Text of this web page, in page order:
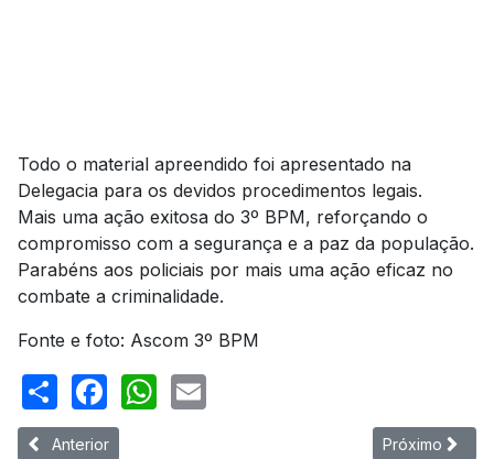
Todo o material apreendido foi apresentado na
Delegacia para os devidos procedimentos legais.
Mais uma ação exitosa do 3º BPM, reforçando o
compromisso com a segurança e a paz da população.
Parabéns aos policiais por mais uma ação eficaz no
combate a criminalidade.
Fonte e foto: Ascom 3º BPM
ShareFacebook
WhatsApp
Artigo anterior: Equipe da Rocam do 3º BPM cumpre
Anterior Próximo
Próximo